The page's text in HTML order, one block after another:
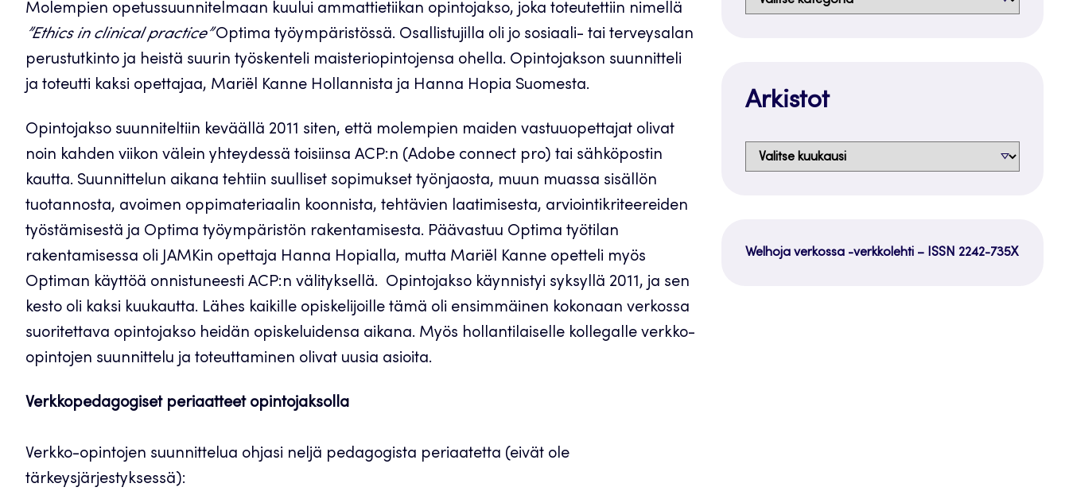
Molempien opetussuunnitelmaan kuului ammattietiikan opintojakso, joka toteutettiin nimellä
”Ethics in clinical practice”Optima työympäristössä. Osallistujilla oli jo sosiaali- tai terveysalan
perustutkinto ja heistä suurin työskenteli maisteriopintojensa ohella. Opintojakson suunnitteli
ja toteutti kaksi opettajaa, Mariël Kanne Hollannista ja Hanna Hopia Suomesta.
Opintojakso suunniteltiin keväällä 2011 siten, että molempien maiden vastuuopettajat olivat
noin kahden viikon välein yhteydessä toisiinsa ACP:n (Adobe connect pro) tai sähköpostin
kautta. Suunnittelun aikana tehtiin suulliset sopimukset työnjaosta, muun muassa sisällön
tuotannosta, avoimen oppimateriaalin koonnista, tehtävien laatimisesta, arviointikriteereiden
työstämisestä ja Optima työympäristön rakentamisesta. Päävastuu Optima työtilan
rakentamisessa oli JAMKin opettaja Hanna Hopialla, mutta Mariël Kanne opetteli myös
Optiman käyttöä onnistuneesti ACP:n välityksellä. Opintojakso käynnistyi syksyllä 2011, ja sen
kesto oli kaksi kuukautta. Lähes kaikille opiskelijoille tämä oli ensimmäinen kokonaan verkossa
suoritettava opintojakso heidän opiskeluidensa aikana. Myös hollantilaiselle kollegalle verkko-
opintojen suunnittelu ja toteuttaminen olivat uusia asioita.
Verkkopedagogiset periaatteet opintojaksolla
Verkko-opintojen suunnittelua ohjasi neljä pedagogista periaatetta (eivät ole
tärkeysjärjestyksessä):
Arkistot
Arkistot
Welhoja verkossa -verkkolehti – ISSN 2242-735X